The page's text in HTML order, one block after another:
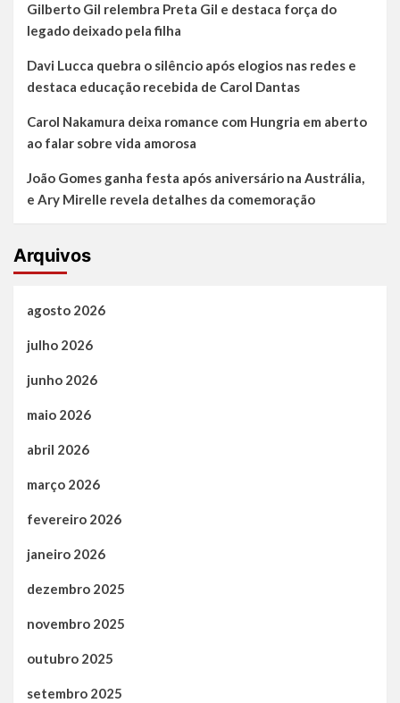
Gilberto Gil relembra Preta Gil e destaca força do
legado deixado pela filha
Davi Lucca quebra o silêncio após elogios nas redes e
destaca educação recebida de Carol Dantas
Carol Nakamura deixa romance com Hungria em aberto
ao falar sobre vida amorosa
João Gomes ganha festa após aniversário na Austrália,
e Ary Mirelle revela detalhes da comemoração
Arquivos
agosto 2026
julho 2026
junho 2026
maio 2026
abril 2026
março 2026
fevereiro 2026
janeiro 2026
dezembro 2025
novembro 2025
outubro 2025
setembro 2025